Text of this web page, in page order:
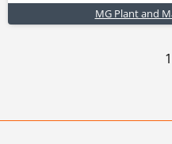
MG Plant and
1